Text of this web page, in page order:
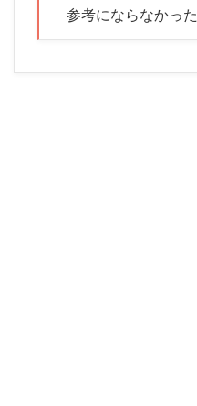
参考にならなかった